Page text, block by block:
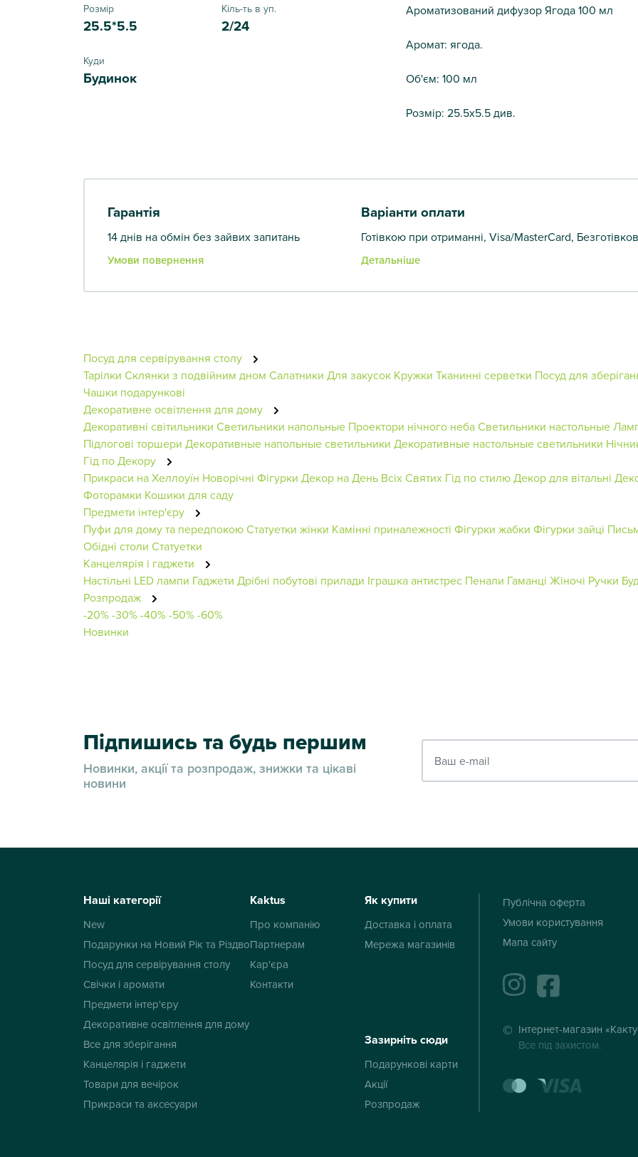
Розмір
25.5*5.5
Кіль-ть в уп.
2/24
Куди
Будинок
Ароматизований дифузор Ягода 100 мл
Аромат: ягода.
Об'єм: 100 мл
Розмір: 25.5х5.5 див.
Гарантія
14 днів на обмін без зайвих запитань
Умови повернення
Варіанти оплати
Готівкою при отриманні, Visa/MasterCard,
Детальніше
Посуд для сервірування столу
Тарілки Склянки з подвійним дном Салатники Для закусок Кружки Тканинні серветки Посуд для
Чашки подарункові
Декоративне освітлення для дому
Декоративні світильники Светильники напольные Проектори нічного небаСветильники настольные
Підлогові торшери Декоративные напольные светильники Декоративные настольные светильники
Гід по Декору
Прикраси на Хеллоуїн Новорічні Фігурки Декор на День Всіх Святих Гід по стилюДекор для вітальні
Фоторамки Кошики для саду
Предмети інтер'єру
Пуфи для дому та передпокоюСтатуетки жінки Камінні приналежності Фігурки жабки Фігурки зайці
Обідні столи Статуетки
Канцелярія і гаджети
Настільні LED лампи Гаджети Дрібні побутові прилади Іграшка антистрес Пенали Гаманці Жіночі Ручки
Розпродаж
-20%-30%-40%-50%-60%
Новинки
Підпишись та будь першим
Новинки, акції та розпродаж, знижки та цікаві
новини
Наші категорії
New
Подарунки на Новий Рік та Різдво
Посуд для сервірування столу
Свічки і аромати
Предмети інтер'єру
Декоративне освітлення для дому
Все для зберігання
Канцелярія і гаджети
Товари для вечірок
Прикраси та аксесуари
Kaktus
Про компанію
Партнерам
Кар'єра
Контакти
Як купити
Доставка і оплата
Мережа магазинів
Зазирніть сюди
Подарункові карти
Акції
Розпродаж
Публічна оферта
Умови користування
Мапа сайту
instagramfacebook
Інтернет-магазин
Все під захистом.
mastercard